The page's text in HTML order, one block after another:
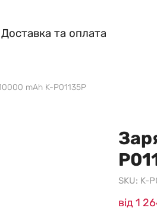
Доставка та оплата
mAh K-P01135P
SKU: K-
від 1